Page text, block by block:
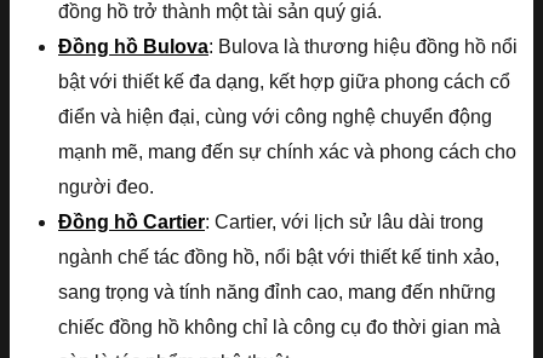
đồng hồ trở thành một tài sản quý giá.
Đồng hồ Bulova: Bulova là thương hiệu đồng hồ nổi
bật với thiết kế đa dạng, kết hợp giữa phong cách cổ
điển và hiện đại, cùng với công nghệ chuyển động
mạnh mẽ, mang đến sự chính xác và phong cách cho
người đeo.
Đồng hồ Cartier: Cartier, với lịch sử lâu dài trong
ngành chế tác đồng hồ, nổi bật với thiết kế tinh xảo,
sang trọng và tính năng đỉnh cao, mang đến những
chiếc đồng hồ không chỉ là công cụ đo thời gian mà